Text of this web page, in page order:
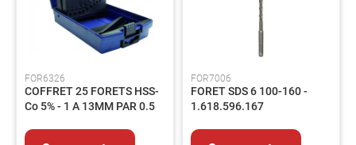
Pompe
et
circuit
Circuit
électrique
FOR6326
COFFRET 25 FORETS HSS-
Co 5% - 1 A 13MM PAR 0.5
FOR7006
FORET SDS 6 100-160 -
1.618.596.167